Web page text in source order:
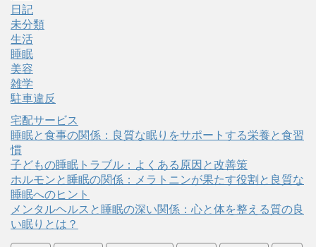
日記
未分類
生活
睡眠
美容
雑学
駐車違反
宅配サービス
睡眠と食事の関係：良質な眠りをサポートする栄養と食習
慣
子どもの睡眠トラブル：よくある原因と改善策
ホルモンと睡眠の関係：メラトニンが果たす役割と良質な
睡眠へのヒント
メンタルヘルスと睡眠の深い関係：心と体を整える質の良
い眠りとは？